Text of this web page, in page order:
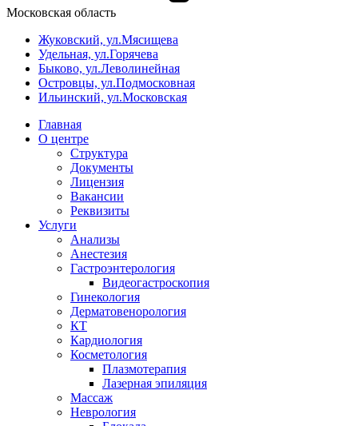
Московская область
Жуковский, ул.Мясищева
Удельная, ул.Горячева
Быково, ул.Леволинейная
Островцы, ул.Подмосковная
Ильинский, ул.Московская
Главная
О центре
Структура
Документы
Лицензия
Вакансии
Реквизиты
Услуги
Анализы
Анестезия
Гастроэнтерология
Видеогастроскопия
Гинекология
Дерматовенорология
КТ
Кардиология
Косметология
Плазмотерапия
Лазерная эпиляция
Массаж
Неврология